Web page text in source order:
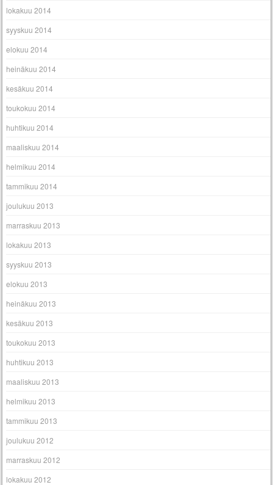
lokakuu 2014
syyskuu 2014
elokuu 2014
heinäkuu 2014
kesäkuu 2014
toukokuu 2014
huhtikuu 2014
maaliskuu 2014
helmikuu 2014
tammikuu 2014
joulukuu 2013
marraskuu 2013
lokakuu 2013
syyskuu 2013
elokuu 2013
heinäkuu 2013
kesäkuu 2013
toukokuu 2013
huhtikuu 2013
maaliskuu 2013
helmikuu 2013
tammikuu 2013
joulukuu 2012
marraskuu 2012
lokakuu 2012